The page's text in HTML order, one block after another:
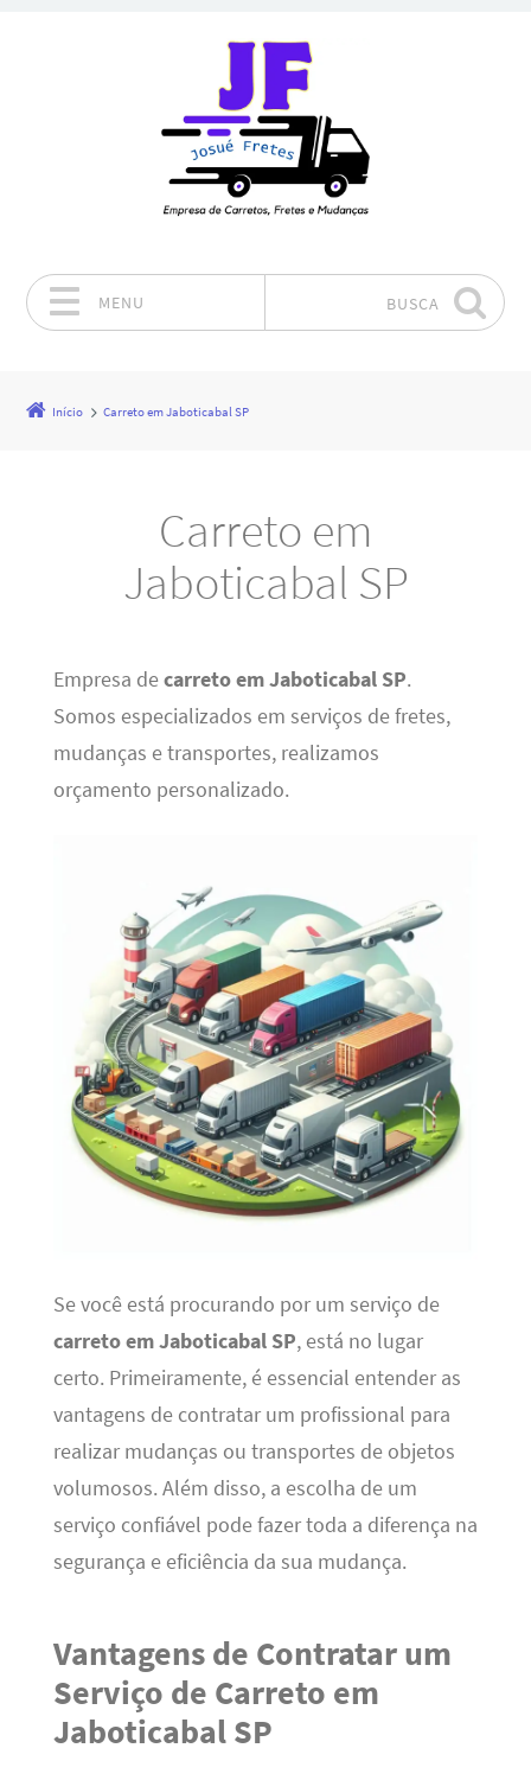
MENU BUSCA
Início Carreto em Jaboticabal SP
Carreto em
Jaboticabal SP
Empresa decarreto em Jaboticabal SP.
Somos especializados em serviços de fretes,
mudanças e transportes, realizamos
orçamento personalizado.
Se você está procurando por um serviço de
carreto em Jaboticabal SP, está no lugar
certo. Primeiramente, é essencial entender as
vantagens de contratar um profissional para
realizar mudanças ou transportes de objetos
volumosos. Além disso, a escolha de um
serviço confiável pode fazer toda a diferença na
segurança e eficiência da sua mudança.
Vantagens de Contratar um
Serviço de Carreto em
Jaboticabal SP